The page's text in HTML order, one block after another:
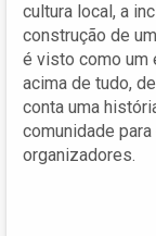
cultura local, a
construção de
é visto como um
acima de tudo,
conta uma
comunidade para
organizadores.